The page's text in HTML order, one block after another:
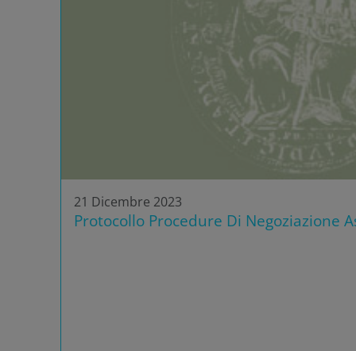
21 Dicembre 2023
Protocollo Procedure Di Negoziazione